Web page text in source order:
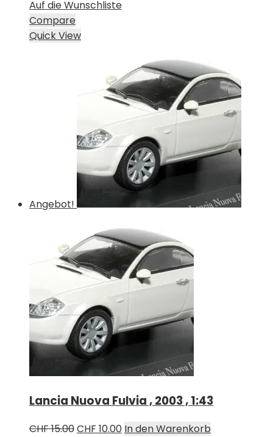
Auf die Wunschliste
Compare
Quick View
Angebot!
Lancia Nuova Fulvia , 2003 , 1:43
CHF15.00Ursprünglicher
CHF 10.00Aktueller
In den Warenkorb